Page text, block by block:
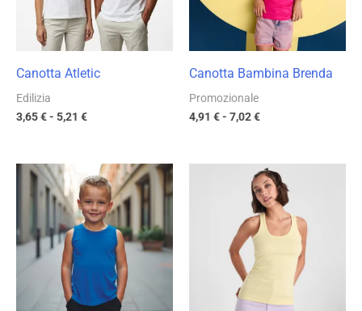
Canotta Atletic
Edilizia
3,65€- 5,21 €
Canotta Bambina Brenda
Promozionale
4,91 €- 7,02€
Fascia
di
prezzo:
da
3,08 €
4,40 €
Fascia
di
prezzo:
da
5,82 €